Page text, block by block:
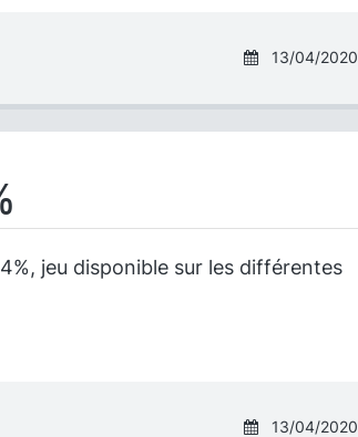
13/04/2020
jeu disponible sur les différentes
13/04/2020